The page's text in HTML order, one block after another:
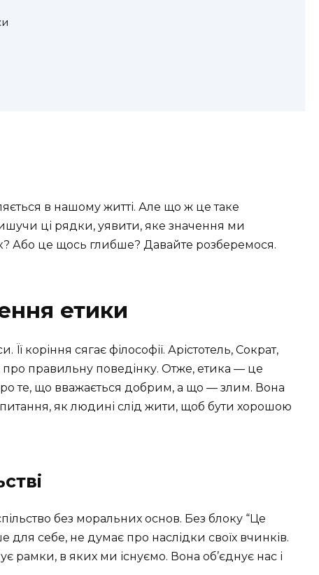
в нашому житті. Але що ж це таке
ці рядки, уявити, яке значення ми
Або це щось глибше? Давайте розберемося.
етики
коріння сягає філософії. Арістотель, Сократ,
правильну поведінку. Отже, етика — це
те, що вважається добрим, а що — злим. Вона
як людині слід жити, щоб бути хорошою
без моральних основ. Без блоку “Це
себе, не думає про наслідки своїх вчинків.
рамки, в яких ми існуємо. Вона об’єднує нас і